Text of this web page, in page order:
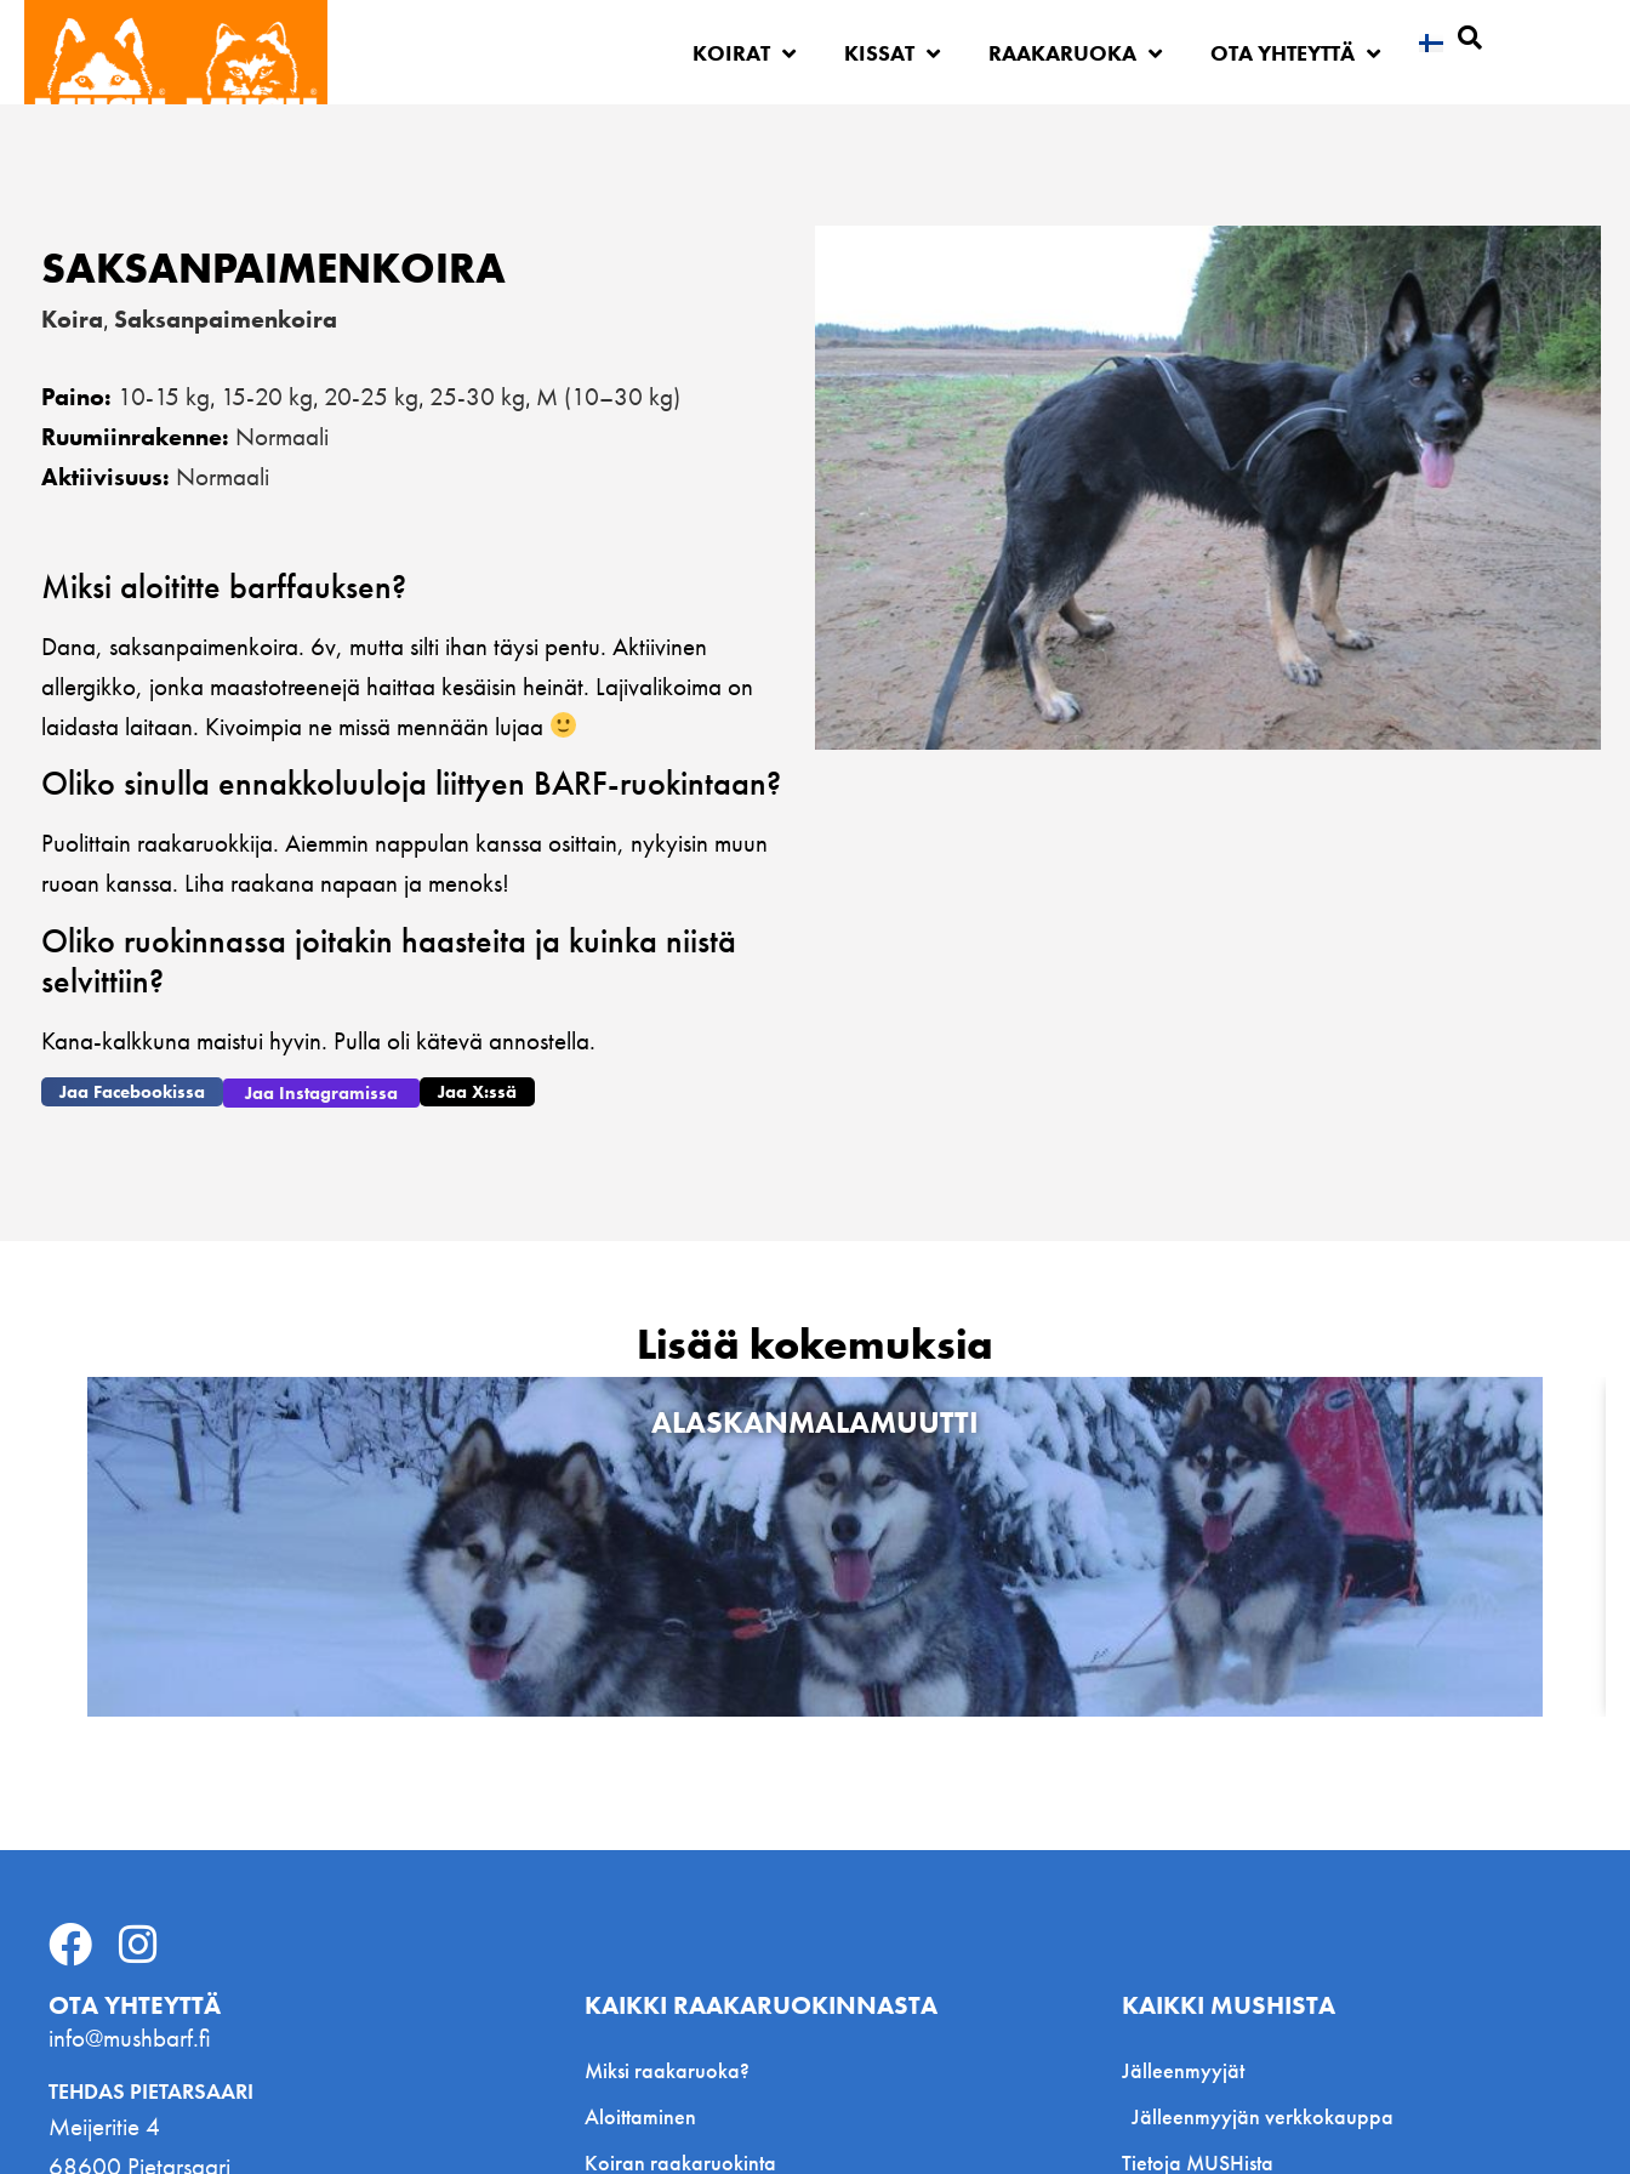
KOIRAT KISSAT RAAKARUOKA OTA YHTEYTTÄ
SAKSANPAIMENKOIRA
Koira, Saksanpaimenkoira
Paino: 10-15 kg, 15-20 kg, 20-25 kg, 25-30 kg, M (10–30 kg)
Ruumiinrakenne: Normaali
Aktiivisuus: Normaali
Miksi aloititte barffauksen?
Dana, saksanpaimenkoira. 6v, mutta silti ihan täysi pentu. Aktiivinen
allergikko, jonka maastotreenejä haittaa kesäisin heinät. Lajivalikoima on
laidasta laitaan. Kivoimpia ne missä mennään lujaa
Oliko sinulla ennakkoluuloja liittyen BARF-ruokintaan?
Puolittain raakaruokkija. Aiemmin nappulan kanssa osittain, nykyisin muun
ruoan kanssa. Liha raakana napaan ja menoks!
Oliko ruokinnassa joitakin haasteita ja kuinka niistä
selvittiin?
Kana-kalkkuna maistui hyvin. Pulla oli kätevä annostella.
Jaa Facebookissa Jaa Instagramissa Jaa X:ssä
Lisää kokemuksia
ALASKANMALAMUUTTI
OTA YHTEYTTÄ
info@mushbarf.fi
TEHDAS PIETARSAARI
Meijeritie 4
68600 Pietarsaari
KAIKKI RAAKARUOKINNASTA
Miksi raakaruoka?
Aloittaminen
Koiran raakaruokinta
KAIKKI MUSHISTA
Jälleenmyyjät
Jälleenmyyjän verkkokauppa
Tietoja MUSHista